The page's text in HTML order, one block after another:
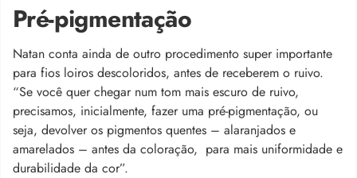
Pré-pigmentação
Natan conta ainda de outro procedimento super importante
para fios loiros descoloridos, antes de receberem o ruivo.
“Se você quer chegar num tom mais escuro de ruivo,
precisamos, inicialmente, fazer uma pré-pigmentação, ou
seja, devolver os pigmentos quentes – alaranjados e
amarelados – antes da coloração, para mais uniformidade e
durabilidade da cor”.